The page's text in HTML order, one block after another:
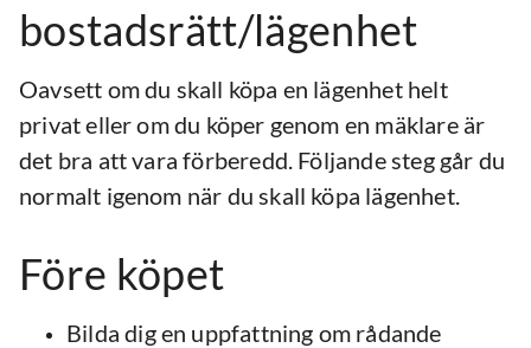
bostadsrätt/lägenhet
Oavsett om du skall köpa en lägenhet helt
privat eller om du köper genom en mäklare är
det bra att vara förberedd. Följande steg går du
normalt igenom när du skall köpa lägenhet.
Före köpet
Bilda dig en uppfattning om rådande